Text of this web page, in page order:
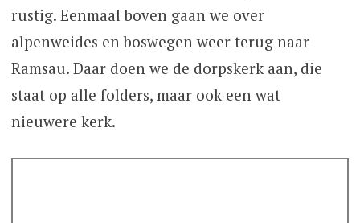
rustig. Eenmaal boven gaan we over
alpenweides en boswegen weer terug naar
Ramsau. Daar doen we de dorpskerk aan, die
staat op alle folders, maar ook een wat
nieuwere kerk.